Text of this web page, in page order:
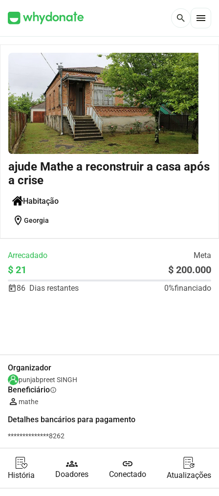
search menu
ajude Mathe a reconstruir a casa após
a crise
Habitação
location_on Georgia
Arrecadado Meta
$ 21 $ 200.000
86 Dias restantes 0%financiado
Organizador
punjabpreet SINGH
Beneficiárioinfo
mathe
Detalhes bancários para pagamento
**************8262
História
groups
Doadores
link
Conectado Atualizações